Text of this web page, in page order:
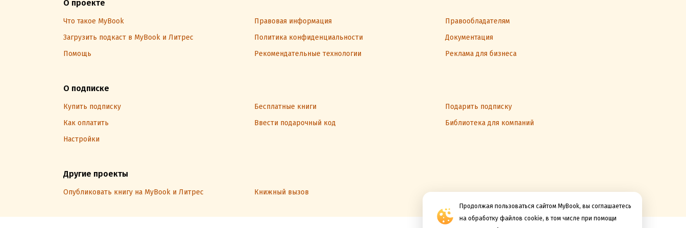
Продолжая пользоваться сайтом MyBook, вы соглашаетесь
на обработку файлов cookie, в том числе при помощи
О проекте
Что такое MyBook Правовая информация
Правообладателям
Загрузить подкаст в MyBook и Литрес
Политика конфиденциальности
Документация
Помощь
Рекомендательные технологии Реклама для бизнеса
О подписке
Купить подписку Бесплатные книги
Подарить подписку
Как оплатить
Ввести подарочный код
Библиотека для компаний
Настройки
Другие проекты
Опубликовать книгу на MyBook и Литрес Книжный вызов